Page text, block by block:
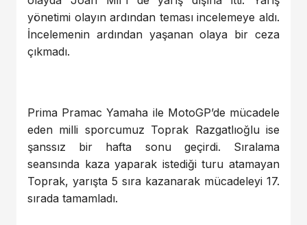
yönetimi olayın ardından teması incelemeye aldı.
İncelemenin ardından yaşanan olaya bir ceza
çıkmadı.
Prima Pramac Yamaha ile MotoGP’de mücadele
eden milli sporcumuz Toprak Razgatlıoğlu ise
şanssız bir hafta sonu geçirdi. Sıralama
seansında kaza yaparak istediği turu atamayan
Toprak, yarışta 5 sıra kazanarak mücadeleyi 17.
sırada tamamladı.